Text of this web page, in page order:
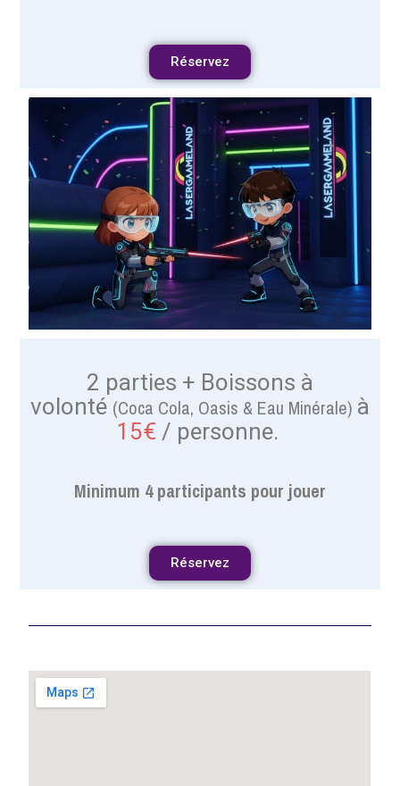
Réservez
2 parties + Boissons à
volonté (Coca Cola, Oasis & Eau Minérale) à
15€ / personne.
Minimum 4 participants pour jouer
Réservez